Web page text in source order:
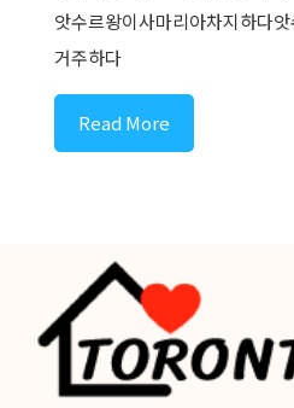
앗수르왕이사마리아차지하다
거주하다
Read More